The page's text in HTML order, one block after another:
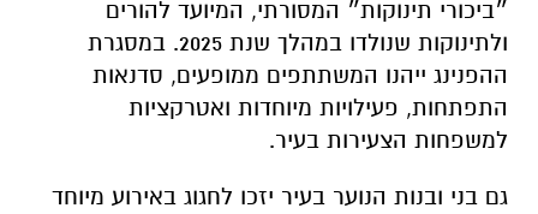
״ביכורי תינוקות״ המסורתי, המיועד להורים
ולתינוקות שנולדו במהלך שנת 2025. במסגרת
ההפנינג ייהנו המשתתפים ממופעים, סדנאות
התפתחות, פעילויות מיוחדות ואטרקציות
למשפחות הצעירות בעיר.
גם בני ובנות הנוער בעיר יזכו לחגוג באירוע מיוחד